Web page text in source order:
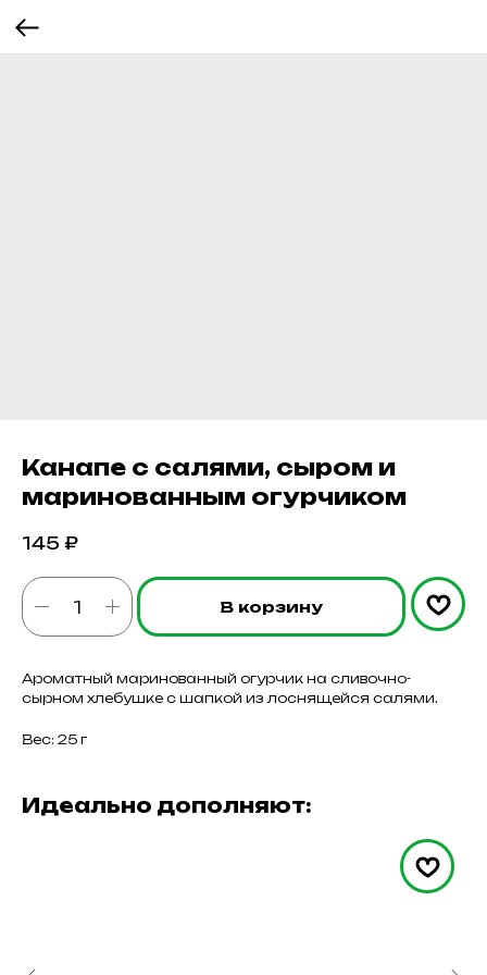
Канапе с салями, сыром и
маринованным огурчиком
145 ₽
В корзину
Ароматный маринованный огурчик на сливочно-
сырном хлебушке с шапкой из лоснящейся салями.
Вес: 25 г
Идеально дополняют: